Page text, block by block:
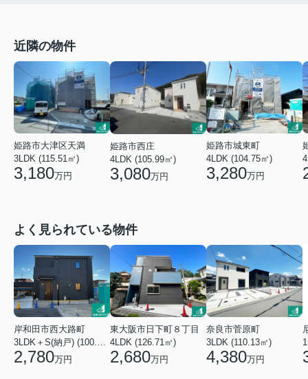
近隣の物件
姫路市大津区天満
3LDK (115.51㎡)
3,180万円
姫路市西庄
4LDK (105.99㎡)
3,080万円
姫路市城東町
4LDK (104.75㎡)
3,280万円
よく見られている物件
岸和田市西大路町
2,780万円
東大阪市日下町８丁目
4LDK (126.71㎡)
2,680万円
奈良市菅原町
3LDK (110.13㎡)
4,380万円